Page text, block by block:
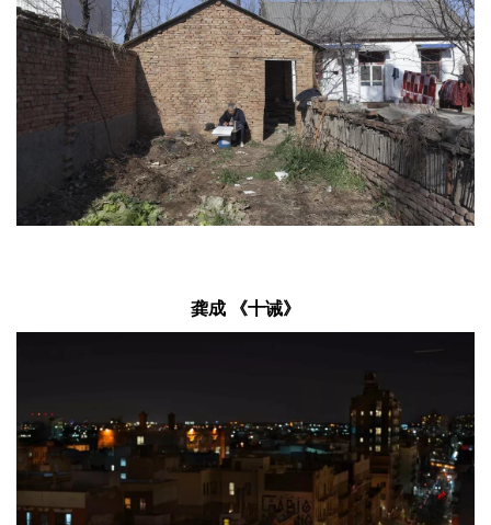
龚成 《十诫》